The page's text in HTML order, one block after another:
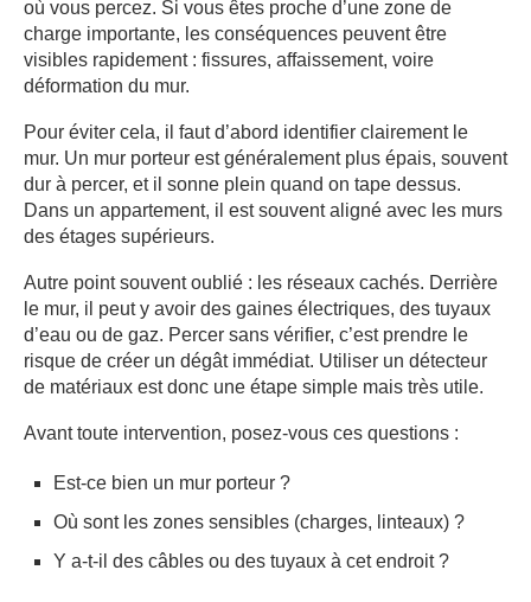
où vous percez. Si vous êtes proche d’une zone de
charge importante, les conséquences peuvent être
visibles rapidement : fissures, affaissement, voire
déformation du mur.
Pour éviter cela, il faut d’abord identifier clairement le
mur. Un mur porteur est généralement plus épais, souvent
dur à percer, et il sonne plein quand on tape dessus.
Dans un appartement, il est souvent aligné avec les murs
des étages supérieurs.
Autre point souvent oublié : les réseaux cachés. Derrière
le mur, il peut y avoir des gaines électriques, des tuyaux
d’eau ou de gaz. Percer sans vérifier, c’est prendre le
risque de créer un dégât immédiat. Utiliser un détecteur
de matériaux est donc une étape simple mais très utile.
Avant toute intervention, posez-vous ces questions :
Est-ce bien un mur porteur ?
Où sont les zones sensibles (charges, linteaux) ?
Y a-t-il des câbles ou des tuyaux à cet endroit ?